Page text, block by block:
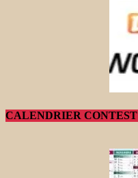
CALENDRIER CONTEST